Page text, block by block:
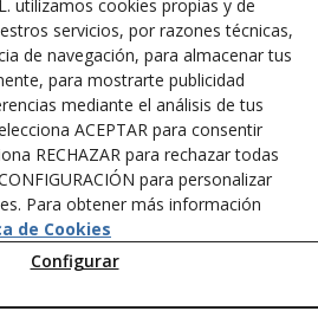
SEGURO CON
DE CRÉDITO
TRANSPORTE
utilizamos cookies propias y de
servicios, por razones técnicas,
de navegación, para almacenar tus
para mostrarte publicidad
mediante el análisis de tus
ACEPTAR para consentir
RECHAZAR para rechazar todas
para personalizar
Para obtener más información
de Cookies
Configurar